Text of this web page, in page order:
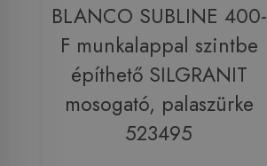
BLANCO SUBLINE 400-
F munkalappal szintbe
építhető SILGRANIT
mosogató, palaszürke
523495